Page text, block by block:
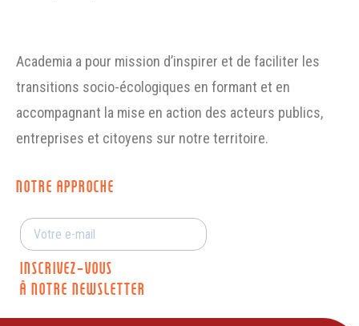
Academia a pour mission d’inspirer et de faciliter les
transitions socio-écologiques en formant et en
accompagnant la mise en action des acteurs publics,
entreprises et citoyens sur notre territoire.
NOTRE APPROCHE
INSCRIVEZ-VOUS
À NOTRE NEWSLETTER